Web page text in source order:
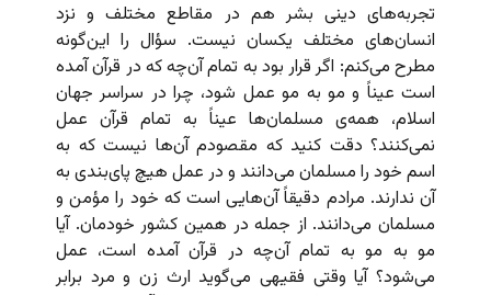
تجربه‌های دینی بشر هم در مقاطع مختلف و نزد
انسان‌های مختلف یکسان نیست. سؤال را این‌گونه
مطرح می‌کنم: اگر قرار بود به تمام آن‌چه که در قرآن آمده
است عیناً و مو به مو عمل شود، چرا در سراسر جهان
اسلام، همه‌ی مسلمان‌ها عیناً به تمام قرآن عمل
نمی‌کنند؟ دقت کنید که مقصودم آن‌ها نیست که به
اسم خود را مسلمان می‌دانند و در عمل هیچ پای‌بندی به
آن ندارند. مرادم دقیقاً آن‌هایی است که خود را مؤمن و
مسلمان می‌دانند. از جمله در همین کشور خودمان. آیا
مو به مو به تمام آن‌چه در قرآن آمده است، عمل
می‌شود؟ آیا وقتی فقیهی می‌گوید ارث زن و مرد برابر